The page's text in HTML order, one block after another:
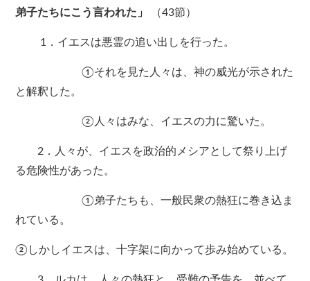
弟子たちにこう言われた」
（43節）
1．イエスは悪霊の追い出しを行った。
①それを見た人々は、神の威光が示された
と解釈した。
②人々はみな、イエスの力に驚いた。
2．人々が、イエスを政治的メシアとして祭り上げ
る危険性があった。
①弟子たちも、一般民衆の熱狂に巻き込ま
れている。
②しかしイエスは、十字架に向かって歩み始めている。